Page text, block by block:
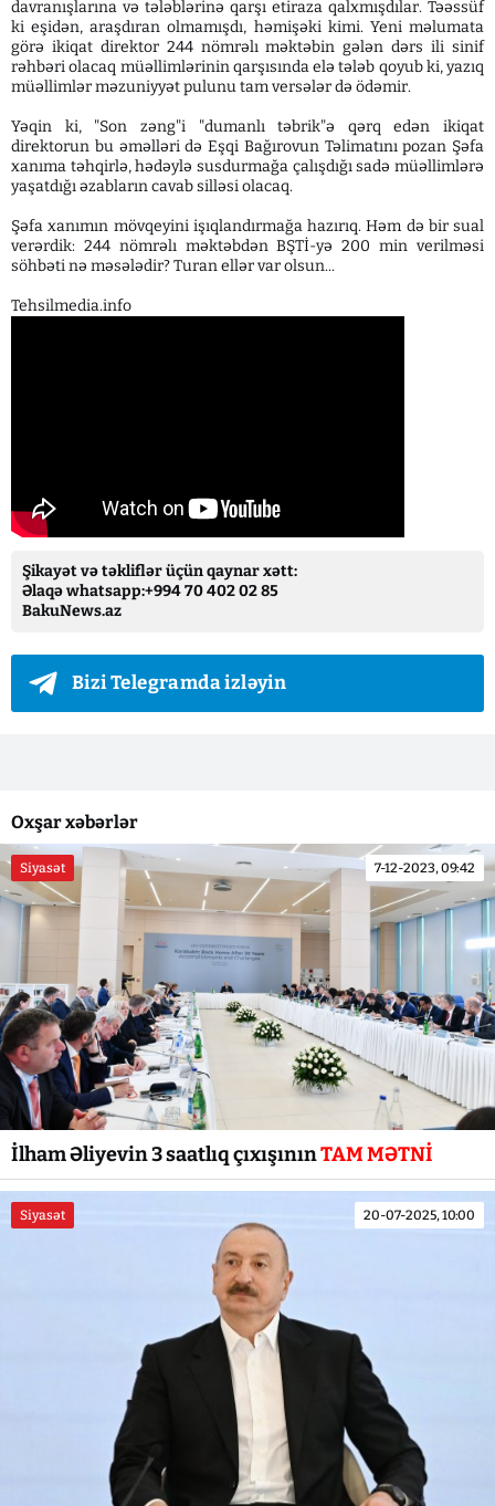
davranışlarına və tələblərinə qarşı etiraza qalxmışdılar. Təəssüf
ki eşidən, araşdıran olmamışdı, həmişəki kimi. Yeni məlumata
görə ikiqat direktor 244 nömrəlı məktəbin gələn dərs ili sinif
rəhbəri olacaq müəllimlərinin qarşısında elə tələb qoyub ki, yazıq
müəllimlər məzuniyyət pulunu tam versələr də ödəmir.
Yəqin ki, "Son zəng"i "dumanlı təbrik"ə qərq edən ikiqat
direktorun bu əməlləri də Eşqi Bağırovun Təlimatını pozan Şəfa
xanıma təhqirlə, hədəylə susdurmağa çalışdığı sadə müəllimlərə
yaşatdığı əzabların cavab silləsi olacaq.
Şəfa xanımın mövqeyini işıqlandırmağa hazırıq. Həm də bir sual
verərdik: 244 nömrəlı məktəbdən BŞTİ-yə 200 min verilməsi
söhbəti nə məsələdir? Turan ellər var olsun...
Tehsilmedia.info
Şikayət və təkliflər üçün qaynar xətt:
Əlaqə whatsapp:+994 70 402 02 85
BakuNews.az
Bizi Telegramda izləyin
Oxşar xəbərlər
Siyasət 7-12-2023, 09:42
İlham Əliyevin 3 saatlıq çıxışınınTAM MƏTNİ
Siyasət 20-07-2025, 10:00